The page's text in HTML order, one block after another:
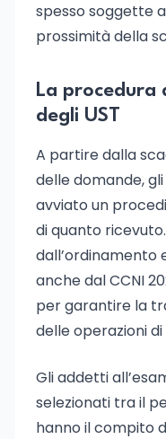
spesso soggette
prossimità della
La
degli UST
A partire dalla
delle domande,
avviato un
di quanto
anche dal CCNI
per garantire la
delle operazioni
Gli addetti
selezionati tra il
hanno il compito